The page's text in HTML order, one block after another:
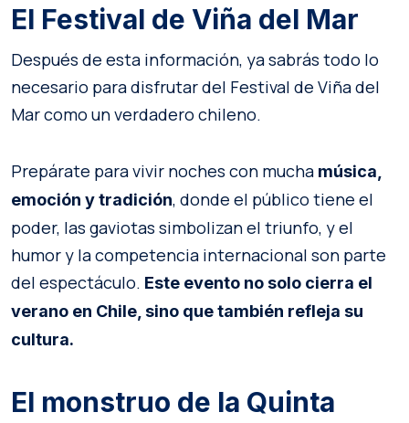
El Festival de Viña del Mar
Después de esta información, ya sabrás todo lo
necesario para disfrutar del Festival de Viña del
Mar como un verdadero chileno.
Prepárate para vivir noches con mucha música,
emoción y tradición, donde el público tiene el
poder, las gaviotas simbolizan el triunfo, y el
humor y la competencia internacional son parte
del espectáculo. Este evento no solo cierra el
verano en Chile, sino que también refleja su
cultura.
El monstruo de la Quinta